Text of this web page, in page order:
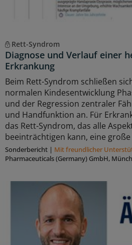
Rett-Syndrom
Diagnose und Verlauf einer
Erkrankung
Beim Rett-Syndrom schließen
normalen Kindesentwicklung
und der Regression zentraler
und Handfunktion an. Für
das Rett-Syndrom, das alle
beeinträchtigen kann, eine
Sonderbericht | Mit freundlicher
Pharmaceuticals (Germany) GmbH,